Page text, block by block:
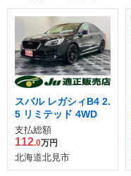
スバル レガシィB4 2.
5 リミテッド 4WD
支払総額
112.0万円
北海道北見市